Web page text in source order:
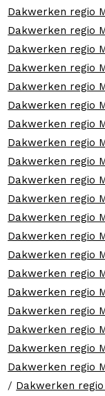
Dakwerken regio
Dakwerken regio
Dakwerken regio
Dakwerken regio
Dakwerken regio
Dakwerken regio
Dakwerken regio
Dakwerken regio
Dakwerken regio
Dakwerken regio
Dakwerken regio
Dakwerken regio
Dakwerken regio
Dakwerken regio
Dakwerken regio
Dakwerken regio
Dakwerken regio
Dakwerken regio
Dakwerken regio
Dakwerken regio
/ Dakwerken